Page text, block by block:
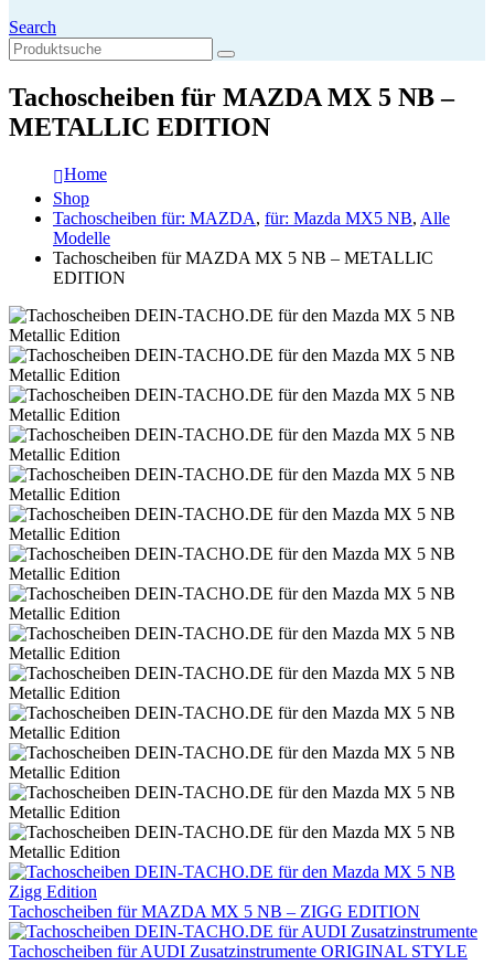
Search
Tachoscheiben für MAZDA MX 5 NB –
METALLIC EDITION
Home
Shop
Tachoscheiben für: MAZDA, für: Mazda MX5 NB, Alle
Modelle
Tachoscheiben für MAZDA MX 5 NB – METALLIC
EDITION
Tachoscheiben für MAZDA MX 5 NB – ZIGG EDITION
Tachoscheiben für AUDI Zusatzinstrumente ORIGINAL STYLE